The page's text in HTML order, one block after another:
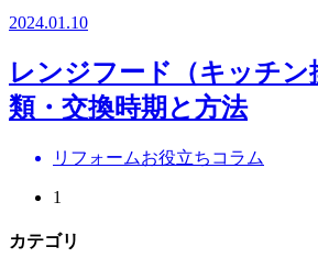
2024.01.10
レンジフード（キッチン
類・交換時期と方法
リフォームお役立ちコラム
1
カテゴリ